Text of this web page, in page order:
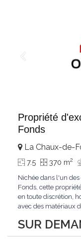
Propriété
Fonds
SUR
La Chaux-de-
7.5 370 m2
Nichée dans l'un
Fonds, cette
en toute discrétion,
avec des matériaux
un véritable...